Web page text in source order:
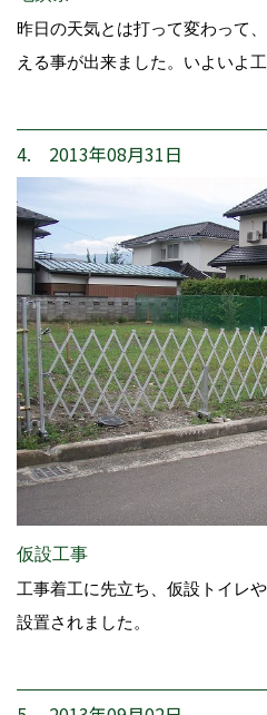
昨日の天気とは打って変わって
える事が出来ました。いよいよ
4. 2013年08月31日
仮設工事
工事着工に先立ち、仮設トイレ
設置されました。